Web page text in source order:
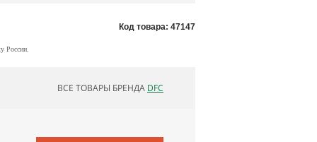
Код товара: 47147
России.
ОБНОВЛЯЮ СПИСОК
ВСЕ ТОВАРЫ БРЕНДА DFC